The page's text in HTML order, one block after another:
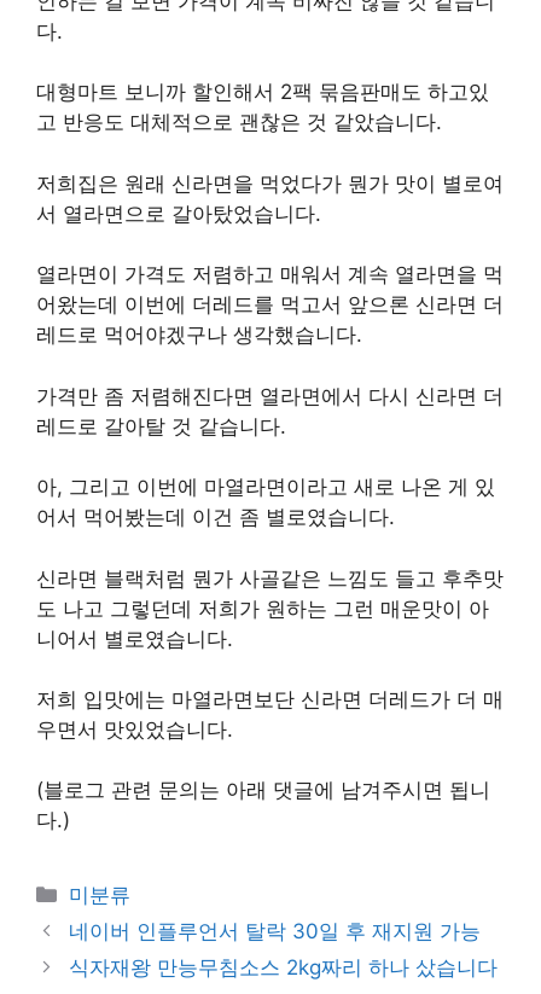
다.
대형마트 보니까 할인해서 2팩 묶음판매도 하고있
고 반응도 대체적으로 괜찮은 것 같았습니다.
저희집은 원래 신라면을 먹었다가 뭔가 맛이 별로여
서 열라면으로 갈아탔었습니다.
열라면이 가격도 저렴하고 매워서 계속 열라면을 먹
어왔는데 이번에 더레드를 먹고서 앞으론 신라면 더
레드로 먹어야겠구나 생각했습니다.
가격만 좀 저렴해진다면 열라면에서 다시 신라면 더
레드로 갈아탈 것 같습니다.
아, 그리고 이번에 마열라면이라고 새로 나온 게 있
어서 먹어봤는데 이건 좀 별로였습니다.
신라면 블랙처럼 뭔가 사골같은 느낌도 들고 후추맛
도 나고 그렇던데 저희가 원하는 그런 매운맛이 아
니어서 별로였습니다.
저희 입맛에는 마열라면보단 신라면 더레드가 더 매
우면서 맛있었습니다.
(블로그 관련 문의는 아래 댓글에 남겨주시면 됩니
다.)
Categories
미분류
네이버 인플루언서 탈락 30일 후 재지원 가능
식자재왕 만능무침소스 2kg짜리 하나 샀습니다